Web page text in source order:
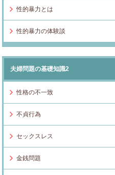
性的暴力とは
性的暴力の体験談
夫婦問題の基礎知識2
性格の不一致
不貞行為
セックスレス
金銭問題